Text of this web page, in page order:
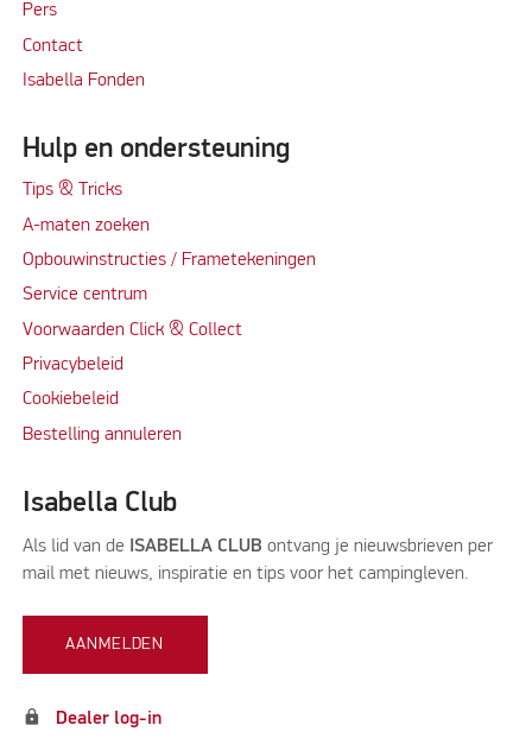
Pers
Contact
Isabella Fonden
Hulp en ondersteuning
Tips & Tricks
A-maten zoeken
Opbouwinstructies / Frametekeningen
Service centrum
Voorwaarden Click & Collect
Privacybeleid
Cookiebeleid
Bestelling annuleren
Isabella Club
Als lid van de ISABELLA CLUB ontvang je nieuwsbrieven per
mail met nieuws, inspiratie en tips voor het campingleven.
AANMELDEN
lock Dealer log-in